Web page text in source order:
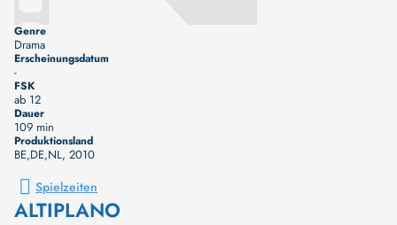
Genre
Drama
Erscheinungsdatum
-
FSK
ab 12
Dauer
109 min
Produktionsland
BE,DE,NL, 2010
Spielzeiten
ALTIPLANO